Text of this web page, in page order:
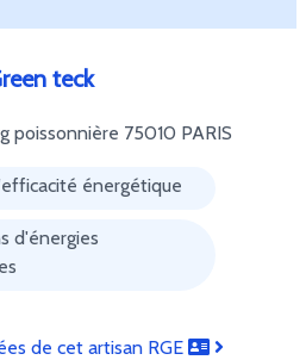
teck
poissonnière 75010 PARIS
énergétique
d'énergies
de cet artisan RGE